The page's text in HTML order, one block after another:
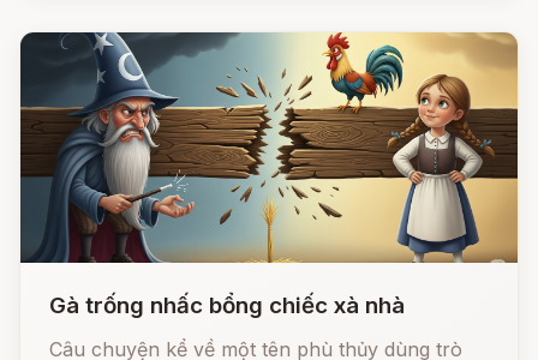
Gà trống nhấc bổng chiếc xà nhà
Câu chuyện kể về một tên phù thủy dùng trò